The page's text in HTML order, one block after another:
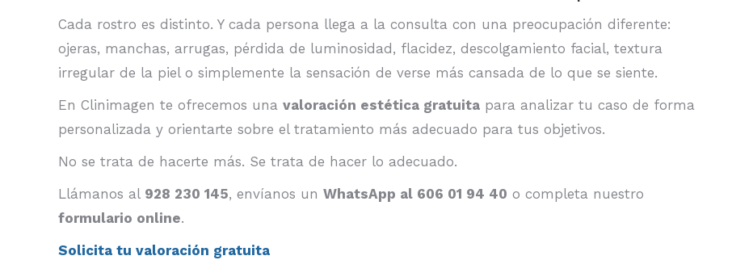
Cada rostro es distinto. Y cada persona llega a la consulta con una preocupación diferente:
ojeras, manchas, arrugas, pérdida de luminosidad, flacidez, descolgamiento facial, textura
irregular de la piel o simplemente la sensación de verse más cansada de lo que se siente.
En Clinimagen te ofrecemos una valoración estética gratuita para analizar tu caso de forma
personalizada y orientarte sobre el tratamiento más adecuado para tus objetivos.
No se trata de hacerte más. Se trata de hacer lo adecuado.
Llámanos al 928 230 145, envíanos un WhatsApp al 606 01 94 40 o completa nuestro
formulario online.
Solicita tu valoración gratuita